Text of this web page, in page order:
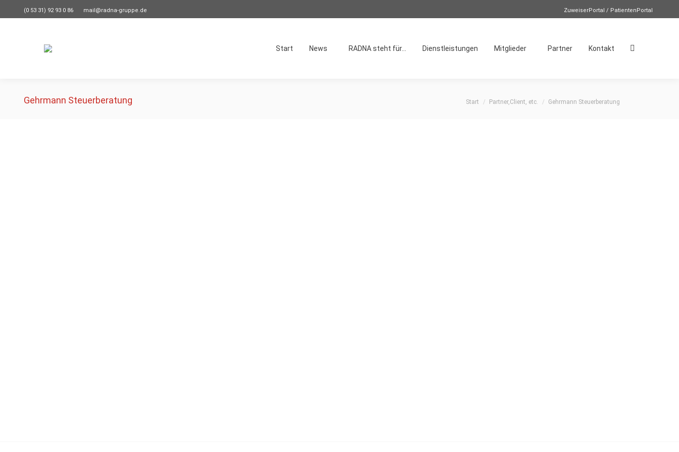
(0 53 31) 92 93 0 86 mail@radna-gruppe.de ZuweiserPortal / PatientenPortal
Start News RADNA steht für… Dienstleistungen Mitglieder Partner Kontakt Search:
Gehrmann Steuerberatung Sie befinden sich hier:
Start Partner,Client, etc. Gehrmann Steuerberatung